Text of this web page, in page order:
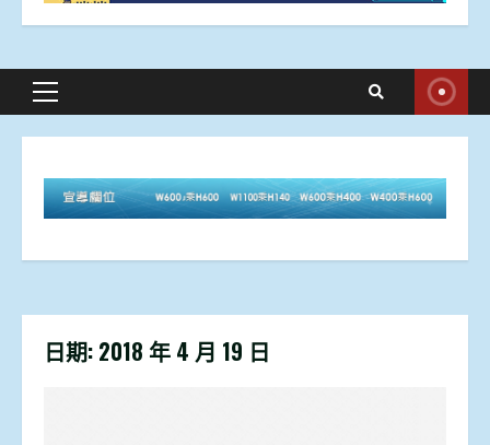
Primary
日期: 2018 年 4 月 19 日